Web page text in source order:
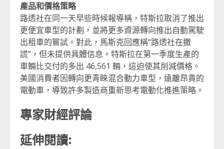
產品和價格策略
路透社在同一天早些時候報導稱，特斯拉取消了推出
更便宜車型的計劃，並將更多資源轉向推出自動駕駛
出租車的嘗試。對此，馬斯克回應稱“路透社在撒
謊”，但未提供具體信息。特斯拉在第一季度生產的
車輛比交付的多出 46,561 輛，這迫使其削減價格。
美國消費者因轉向更青睞混合動力車型，遠離昂貴的
電動車，導致許多製造商重新思考電動化推進策略。
專家財經評論
延伸閱讀: